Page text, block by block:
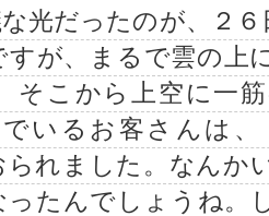
光だったのが、２
すが、まるで雲の上
そこから上空に一
いるお客さんは
られました。なんか
ったんでしょうね。